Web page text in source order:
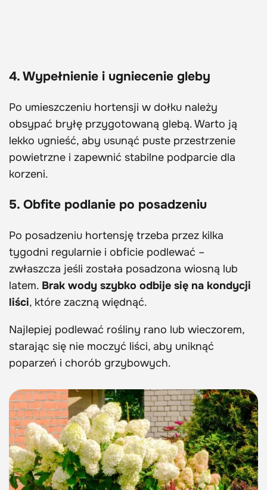
4. Wypełnienie i ugniecenie gleby
Po umieszczeniu hortensji w dołku należy
obsypać bryłę przygotowaną glebą. Warto ją
lekko ugnieść, aby usunąć puste przestrzenie
powietrzne i zapewnić stabilne podparcie dla
korzeni.
5. Obfite podlanie po posadzeniu
Po posadzeniu hortensję trzeba przez kilka
tygodni regularnie i obficie podlewać –
zwłaszcza jeśli została posadzona wiosną lub
latem. Brak wody szybko odbije się na kondycji
liści, które zaczną więdnąć.
Najlepiej podlewać rośliny rano lub wieczorem,
starając się nie moczyć liści, aby uniknąć
poparzeń i chorób grzybowych.